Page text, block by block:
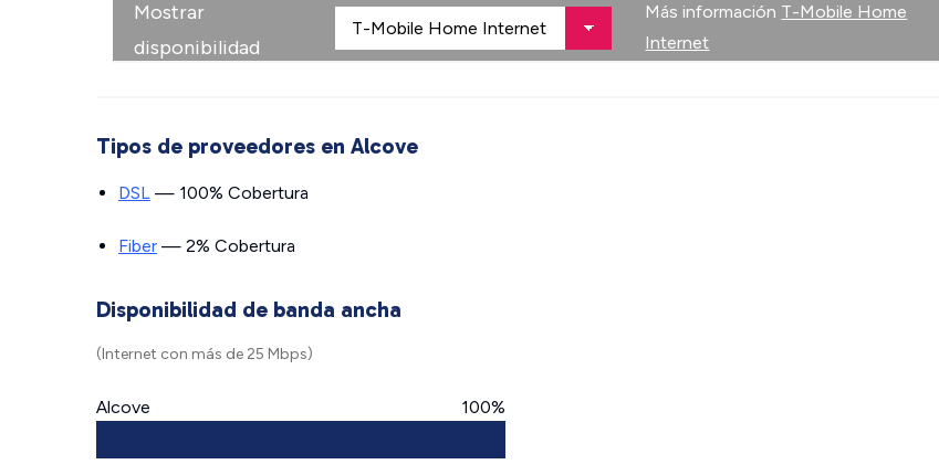
Mostrar
disponibilidad
Más información T-Mobile Home
Internet
Tipos de proveedores en Alcove
DSL — 100% Cobertura
Fiber — 2% Cobertura
Disponibilidad de banda ancha
(Internet con más de 25 Mbps)
Alcove 100%